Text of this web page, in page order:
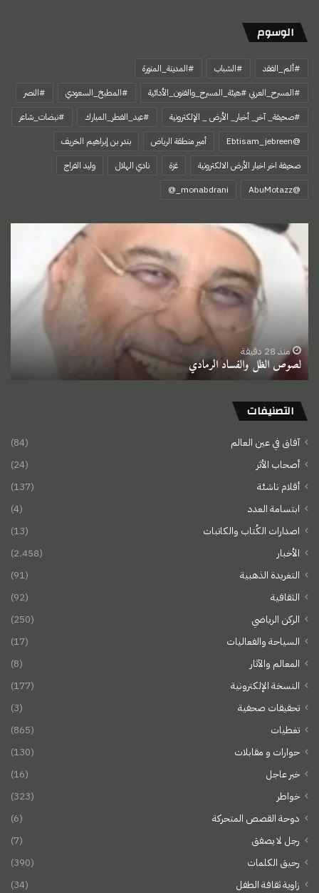
الوسوم
#ألم_الفقد #الشباب
#المدينة_المنورة
#المسرح_العربي #هيئة_المسرح_والفنون_الأدائية
#المطبخ_السعودي
#النصر
#صحيفة_ آخر_ أخبار_ الأرض _ الإلكترونية
#عيد_الفطر_المبارك
#نبضات_شاعر
@Ebtisam_jebreen
أمير منطقة الرياض
بندر بن إبراهيم الخريف
صحيفة اخر اخبار الأرض الالكترونية
غزة نادي الهلال
وليد الفراج
‏@AbuMotazz
لصوص
الظل
والفساد
الرمادي
منذ 28 دقيقة
لصوص الظل والفساد الرمادي
التصنيفات
آفاق في عين العالم
(84)
أصحاب الأثر
(24)
أقلام ناشئة
(137)
ابتسامة العدد
(4)
اصدارات الكُتاب والكاتبات
(13)
الأخبار
(2٬458)
التغريدة الذهبية
(91)
الثقافية
(92)
الركن الرياضي
(250)
السياحة والفعاليات
(17)
المعالم والآثار
(8)
النسخة الإلكترونية
(177)
تحقيقات صحفية
(3)
تغطيات
(865)
حوارات و مقابلات
(130)
خبر عاجل
(16)
خواطر
(323)
دوحة القصص المتحركة
(6)
رجل لا يصفق
(7)
رحيق الكلمات
(390)
زاوية ثقافة الطفل
(34)